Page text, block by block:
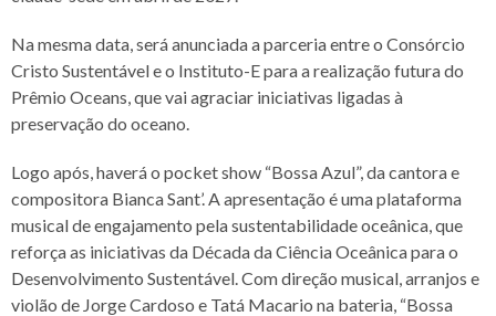
Na mesma data, será anunciada a parceria entre o Consórcio
Cristo Sustentável e o Instituto-E para a realização futura do
Prêmio Oceans, que vai agraciar iniciativas ligadas à
preservação do oceano.
Logo após, haverá o pocket show “Bossa Azul”, da cantora e
compositora Bianca Sant’. A apresentação é uma plataforma
musical de engajamento pela sustentabilidade oceânica, que
reforça as iniciativas da Década da Ciência Oceânica para o
Desenvolvimento Sustentável. Com direção musical, arranjos e
violão de Jorge Cardoso e Tatá Macario na bateria, “Bossa